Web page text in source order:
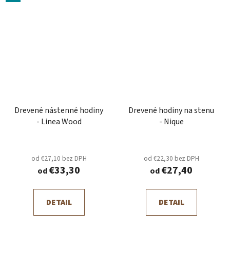
Drevené nástenné hodiny
- Linea Wood
od €27,10 bez DPH
od€33,30
DETAIL
Drevené hodiny na stenu
- Nique
od €22,30 bez DPH
od€27,40
DETAIL